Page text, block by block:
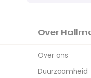
Over
Over ons
Duurzaamheid